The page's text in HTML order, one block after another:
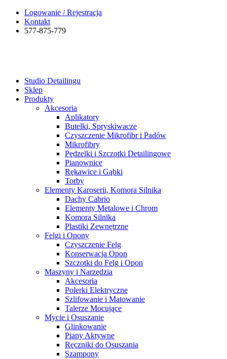
Logowanie / Rejestracja
Kontakt
577-875-779
Studio Detailingu
Sklep
Produkty
Akcesoria
Aplikatory
Butelki, Spryskiwacze
Czyszczenie Mikrofibr i Padów
Mikrofibry
Pędzelki i Szczotki Detailingowe
Pianownice
Rękawice i Gąbki
Torby
Elementy Karoserii, Komora Silnika
Dachy Cabrio
Elementy Metalowe i Chrom
Komora Silnika
Plastiki Zewnętrzne
Felgi i Opony
Czyszczenie Felg
Konserwacja Opon
Szczotki do Felg i Opon
Maszyny i Narzędzia
Akcesoria
Polerki Elektryczne
Szlifowanie i Matowanie
Talerze Mocujące
Mycie i Osuszanie
Glinkowanie
Piany Aktywne
Ręczniki do Osuszania
Szampony